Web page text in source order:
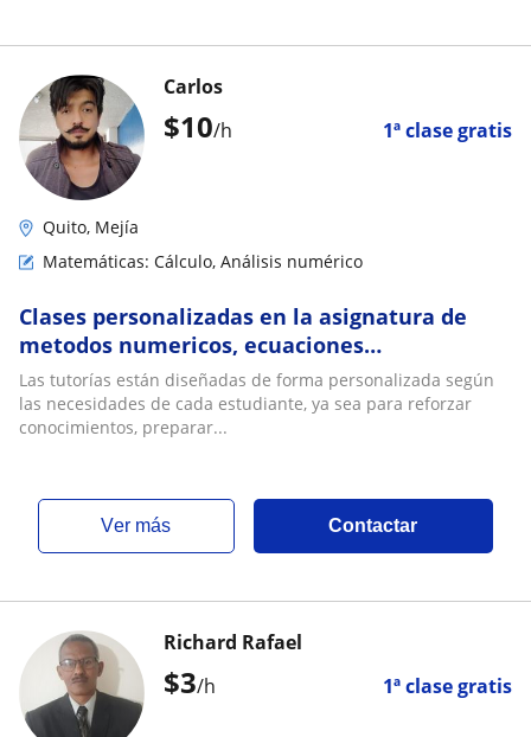
$10/h 1ª clase gratis
Carlos
Quito, Mejía
Matemáticas: Cálculo, Análisis numérico
Clases personalizadas en la asignatura de
metodos numericos, ecuaciones
diferenciales, cálculo,etc
Las tutorías están diseñadas de forma personalizada según
las necesidades de cada estudiante, ya sea para reforzar
conocimientos, preparar...
ver más Contactar
$3/h 1ª clase gratis
Richard Rafael